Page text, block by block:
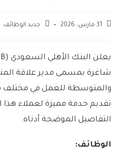
31 مارس، 2026 جديد الوظائف
شاغرة بمسمى مدير علاقة
والمتوسطة للعمل في مختلف
تقديم خدمة مميزة لعملاء هذا
التفاصيل الموضحة أدناه.
الوظائف: